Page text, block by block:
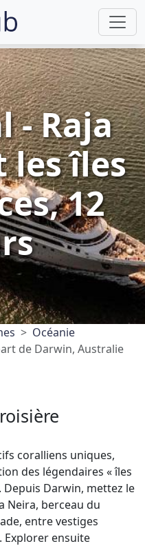
- Raja
les îles
12
Océanie
de Darwin, Australie
coralliens uniques,
des légendaires « îles
Depuis Darwin, mettez le
Neira, berceau du
entre vestiges
Explorer ensuite